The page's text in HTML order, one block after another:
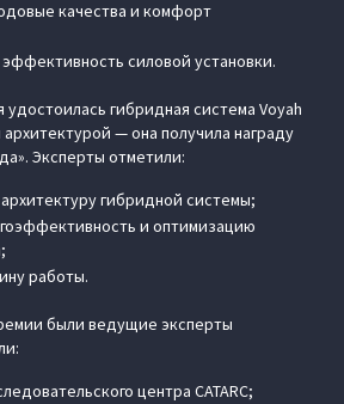
качества и комфорт
эффективность силовой установки.
удостоилась гибридная система Voyah
архитектурой — она получила награду
Эксперты отметили:
гибридной системы;
и оптимизацию
работы.
были ведущие эксперты
центра CATARC;